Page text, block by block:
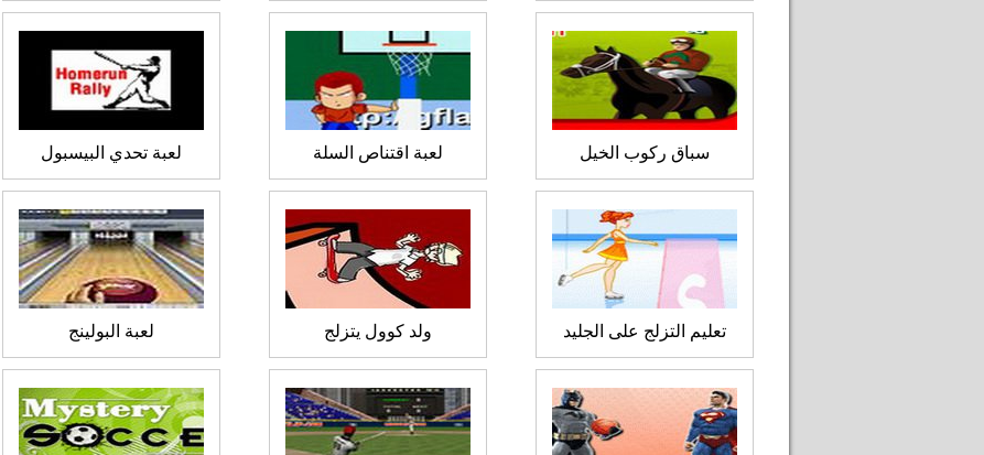
سباق ركوب الخيل لعبة اقتناص السلة لعبة تحدي البيسبول
تعليم التزلج على الجليد ولد كوول يتزلج لعبة البولينج